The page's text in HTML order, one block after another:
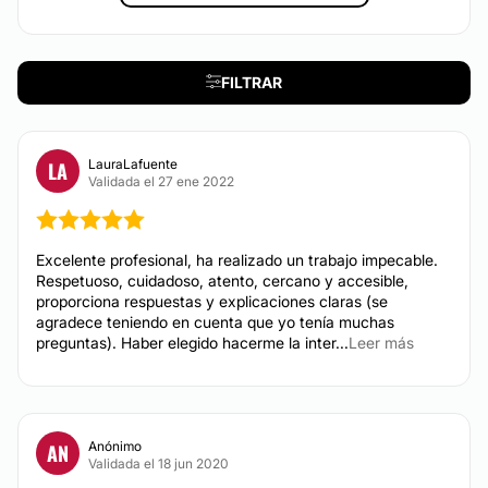
Tarjeta de Crédito/Débito
Efectivo
Rinomodelación
CIRUGÍA ÍNTIMA
Labioplastia
Vaginoplastia
FILTRAR
LA
LauraLafuente
Validada el 27 ene 2022
Excelente profesional, ha realizado un trabajo impecable.
Respetuoso, cuidadoso, atento, cercano y accesible,
proporciona respuestas y explicaciones claras (se
agradece teniendo en cuenta que yo tenía muchas
preguntas). Haber elegido hacerme la inter...Leer más
AN
Anónimo
Validada el 18 jun 2020